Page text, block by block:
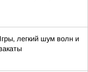
легкий шум волн и